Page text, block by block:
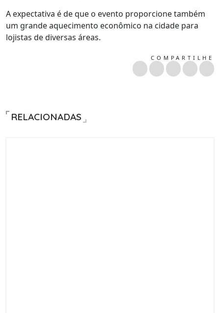
A expectativa é de que o evento proporcione também
um grande aquecimento econômico na cidade para
lojistas de diversas áreas.
COMPARTILHE
RELACIONADAS